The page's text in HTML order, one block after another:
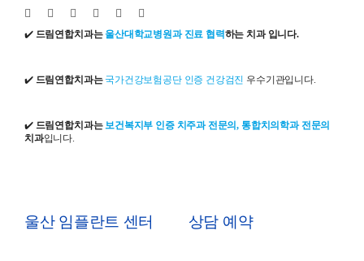
✔️ 드림연합치과는 울산대학교병원과 진료 협력하는 치과 입니다.
✔️ 드림연합치과는 국가건강보험공단 인증 건강검진 우수기관입니다.
✔️ 드림연합치과는보건복지부 인증 치주과 전문의, 통합치의학과 전문의
치과입니다.
울산 임플란트 센터 상담 예약